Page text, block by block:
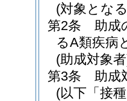
(対象とな
第2条
助成
るA類疾病
(助成対象
第3条
助成
(以下「接